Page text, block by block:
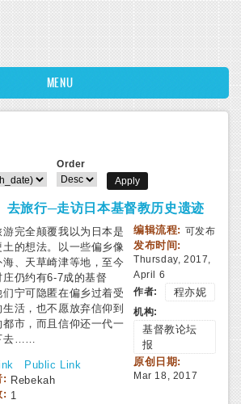
MENU
Order
去旅行─走访日本基督教历史遗迹
游完全颠覆我以为日本是
土的想法。以一些偏乡像
海、天草崎津等地，至今
庄仍约有6-7成的基督
们宁可隐匿在偏乡过着受
生活，也不愿放弃信仰到
都市，而且信仰还一代一
去……
Public Link
: Rebekah
: 1
编辑流程: 可发布
发布时间:
Thursday, 2017,
April 6
作者:
程亦妮
机构:
基督教论坛
报
原创日期:
Mar 18, 2017